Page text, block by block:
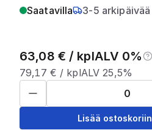
Saatavilla 3-5 arkipäivää
63,08 € / kplALV 0%
79,17 € / kplALV 25,5%
Lisää ostoskoriin